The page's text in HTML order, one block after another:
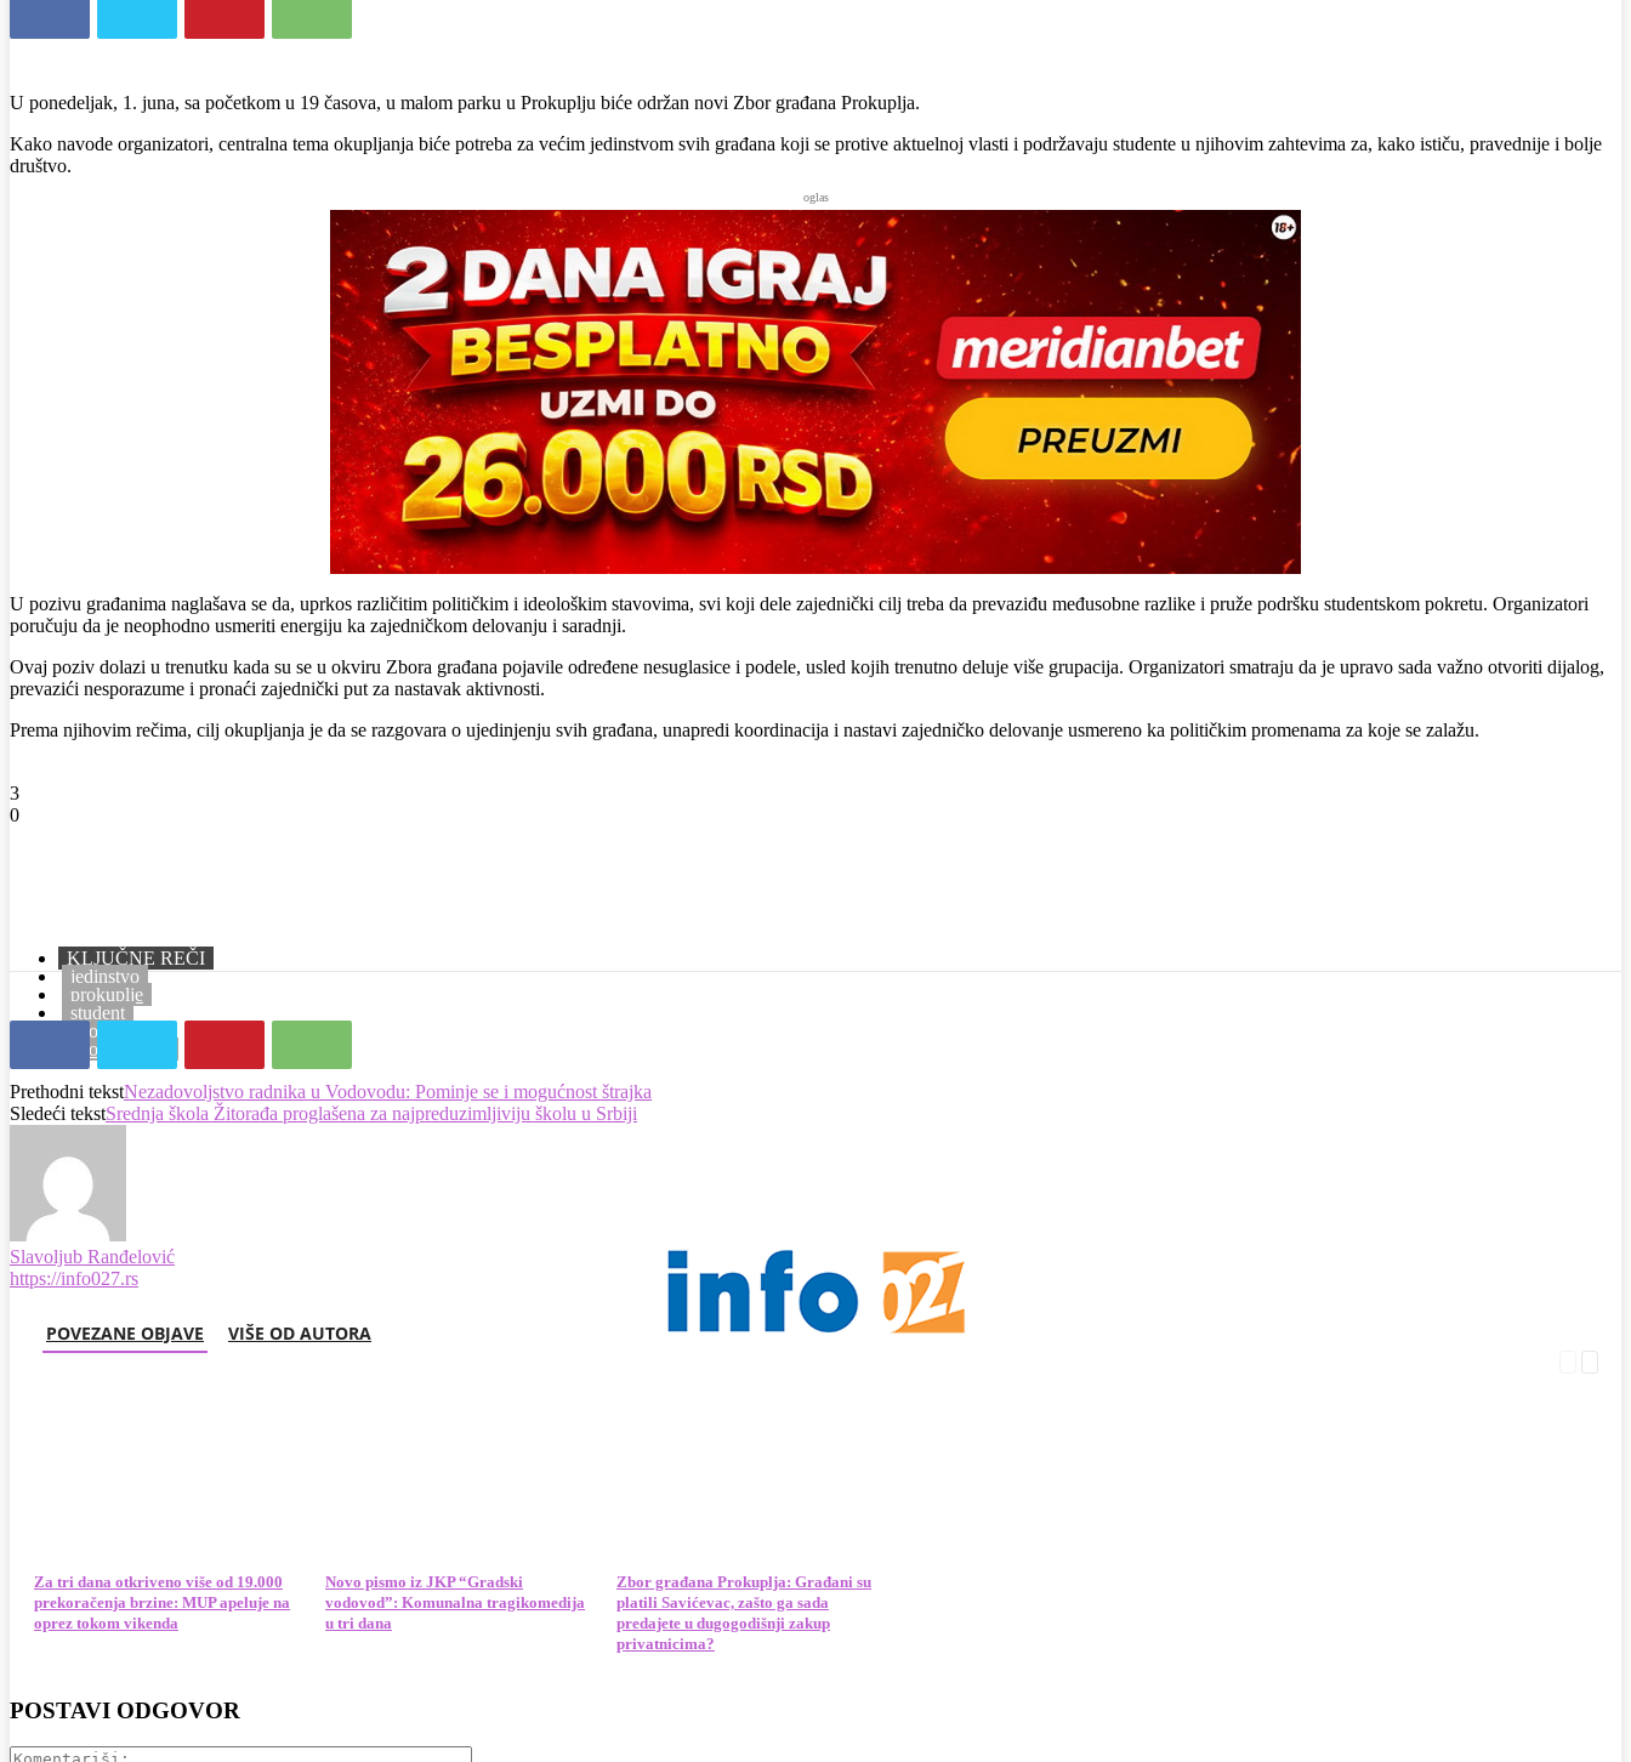
U ponedeljak, 1. juna, sa početkom u 19 časova, u malom parku u Prokuplju biće održan novi Zbor građana Prokuplja.
Kako navode organizatori, centralna tema okupljanja biće potreba za većim jedinstvom svih građana koji se protive aktuelnoj vlasti i podržavaju studente u njihovim zahtevima za, kako ističu, pravednije i bolje
društvo.
oglas
U pozivu građanima naglašava se da, uprkos različitim političkim i ideološkim stavovima, svi koji dele zajednički cilj treba da prevaziđu međusobne razlike i pruže podršku studentskom pokretu. Organizatori
poručuju da je neophodno usmeriti energiju ka zajedničkom delovanju i saradnji.
Ovaj poziv dolazi u trenutku kada su se u okviru Zbora građana pojavile određene nesuglasice i podele, usled kojih trenutno deluje više grupacija. Organizatori smatraju da je upravo sada važno otvoriti dijalog,
prevazići nesporazume i pronaći zajednički put za nastavak aktivnosti.
Prema njihovim rečima, cilj okupljanja je da se razgovara o ujedinjenju svih građana, unapredi koordinacija i nastavi zajedničko delovanje usmereno ka političkim promenama za koje se zalažu.
3
0
KLJUČNE REČI
jedinstvo
prokuplje
student
zbor
zbor građana
Prethodni tekstNezadovoljstvo radnika u Vodovodu: Pominje se i mogućnost štrajka
Sledeći tekstSrednja škola Žitorađa proglašena za najpreduzimljiviju školu u Srbiji
Slavoljub Ranđelović
https://info027.rs
POVEZANE OBJAVE VIŠE OD AUTORA
Za tri dana otkriveno više od 19.000
prekoračenja brzine: MUP apeluje na
oprez tokom vikenda
Novo pismo iz JKP “Gradski
vodovod”: Komunalna tragikomedija
u tri dana
Zbor građana Prokuplja: Građani su
platili Savićevac, zašto ga sada
predajete u dugogodišnji zakup
privatnicima?
POSTAVI ODGOVOR